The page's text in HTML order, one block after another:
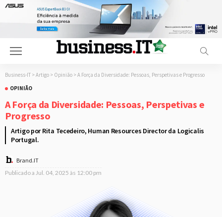
Business-IT > Artigo > Opinião > A Força da Diversidade: Pessoas, Perspetivas e Progresso
OPINIÃO
A Força da Diversidade: Pessoas, Perspetivas e
Progresso
Artigo por Rita Tecedeiro, Human Resources Director da Logicalis
Portugal.
Brand.IT
Publicado a Jul. 04, 2025 às 12:00 pm